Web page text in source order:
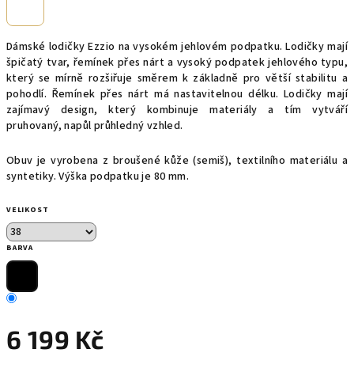
Dámské lodičky Ezzio na vysokém jehlovém podpatku. Lodičky mají
špičatý tvar, řemínek přes nárt a vysoký podpatek jehlového typu,
který se mírně rozšiřuje směrem k základně pro větší stabilitu a
pohodlí. Řemínek přes nárt má nastavitelnou délku. Lodičky mají
zajímavý design, který kombinuje materiály a tím vytváří
pruhovaný, napůl průhledný vzhled.
Obuv je vyrobena z broušené kůže (semiš), textilního materiálu a
syntetiky. Výška podpatku je 80 mm.
VELIKOST
BARVA
6 199 Kč